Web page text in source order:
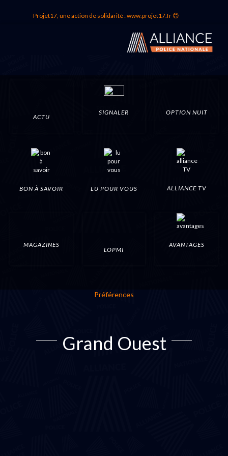
Projet17, une action de solidarité : www.projet17.fr 😊
ACTU
SIGNALER OPTION NUIT
BON À SAVOIR LU POUR VOUS ALLIANCE TV
MAGAZINES
LOPMI
AVANTAGES
Préférences
Grand Ouest